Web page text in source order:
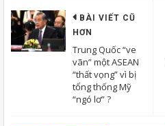
BÀI VIẾT CŨ
HƠN
Trung Quốc “ve
vãn” một ASEAN
“thất vọng” vì bị
tổng thống Mỹ
“ngó lơ” ?